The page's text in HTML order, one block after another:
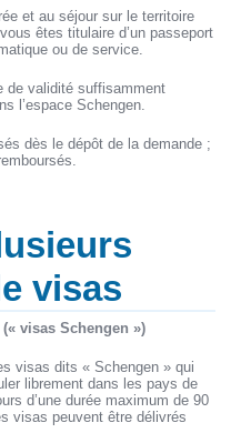
et au séjour sur le territoire
êtes titulaire d’un passeport
ou de service.
de validité suffisamment
l’espace Schengen.
dès le dépôt de la demande ;
visas
visas Schengen »)
visas dits « Schengen » qui
librement dans les pays de
d’une durée maximum de 90
visas peuvent être délivrés